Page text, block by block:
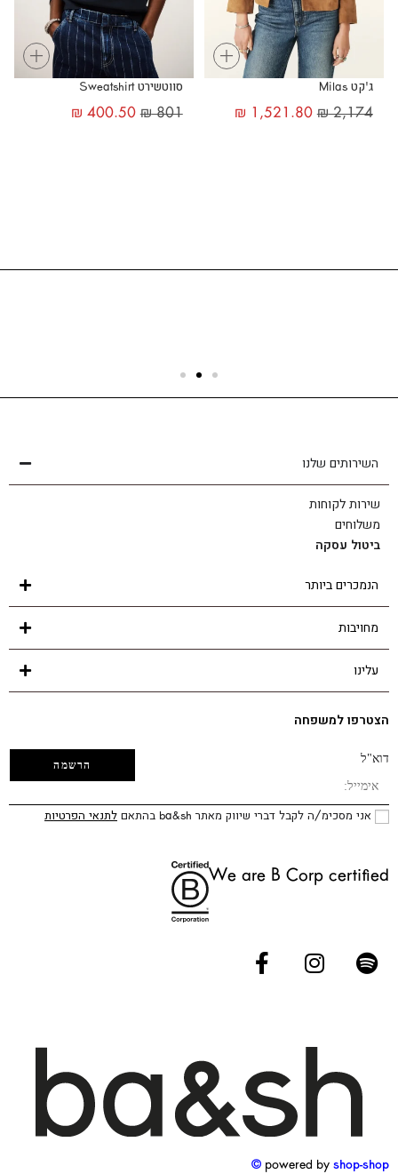
+
ג'קט Milas
₪2,174
₪ 1,521.80
+
סווטשירט Sweatshirt
₪801
₪ 400.50
שירות לקוחות
השירותים שלנו
שירות לקוחות
משלוחים
ביטול עסקה
הנמכרים ביותר
מחויבות
עלינו
הצטרפו למשפחה
דוא"ל
אני מסכימ/ה לקבל דברי שיווק מאתר ba&sh בהתאם לתנאי הפרטיות
We are B Corp certified
powered by shop-shop ©️